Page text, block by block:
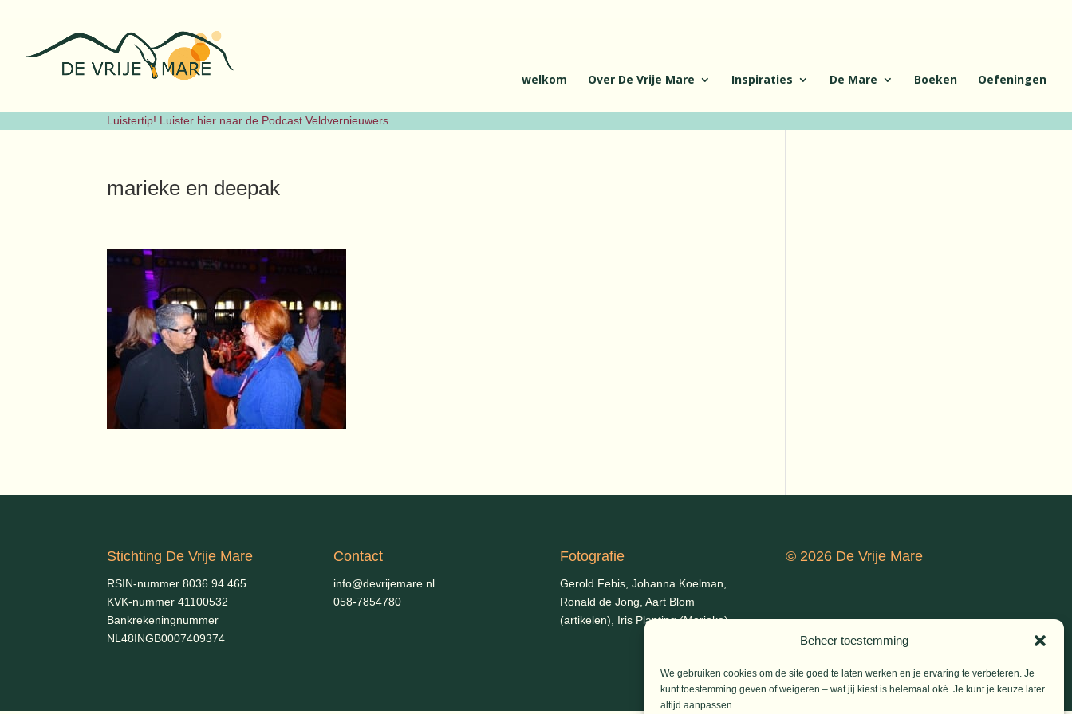
Beheer toestemming
We gebruiken cookies om de site goed te laten werken en je ervaring te verbeteren. Je
kunt toestemming geven of weigeren – wat jij kiest is helemaal oké. Je kunt je keuze later
altijd aanpassen.
Luistertip! Luister hier naar de Podcast Veldvernieuwers
welkom Over De Vrije Mare Inspiraties De Mare Boeken Oefeningen
marieke en deepak
Stichting De Vrije Mare
RSIN-nummer 8036.94.465
KVK-nummer 41100532
Bankrekeningnummer
NL48INGB0007409374
Contact
info@devrijemare.nl
058-7854780
Fotografie
Gerold Febis, Johanna Koelman,
Ronald de Jong, Aart Blom
(artikelen), Iris Planting (Marieke)
© 2026 De Vrije Mare